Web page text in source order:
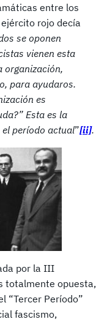
entre los
rojo decía
se oponen
vienen esta
organización,
para ayudaros.
es
Esta es la
período actual”[ii].
por la III
totalmente opuesta,
“Tercer Período”
fascismo,